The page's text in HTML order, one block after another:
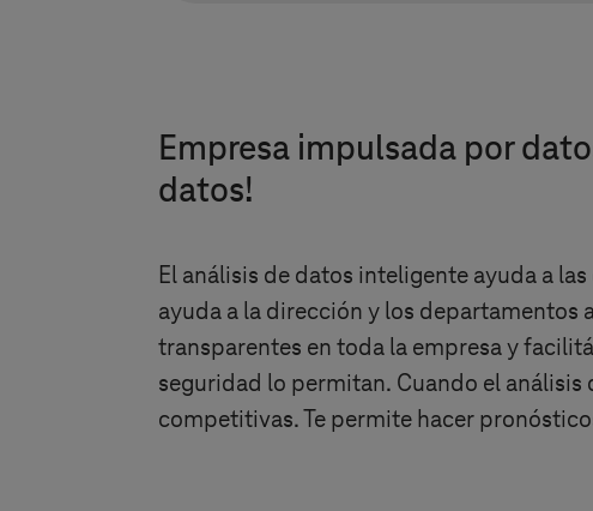
Empresa impulsada por
datos!
El análisis de datos inteligente ayuda a
ayuda a la dirección y los departamentos
transparentes en toda la empresa y
seguridad lo permitan. Cuando el
competitivas. Te permite hacer